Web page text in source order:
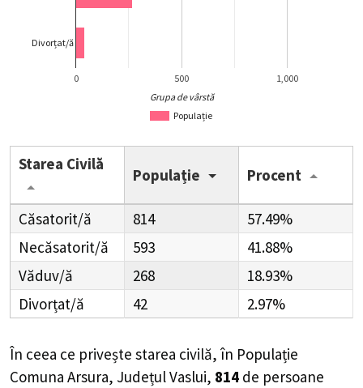
Populație
0 500 1,000
Divorțat/ă
Grupa de vârstă
Starea Civilă
Populație Procent
Căsatorit/ă 814
57.49%
Necăsatorit/ă
593
41.88%
Văduv/ă
268
18.93%
Divorțat/ă
42 2.97%
În ceea ce privește starea civilă, în Populație
Comuna Arsura, Județul Vaslui, 814 de persoane